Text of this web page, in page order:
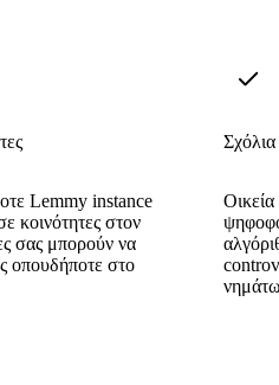
Lemmy instance
κοινότητες στον
σας μπορούν να
οπουδήποτε στο